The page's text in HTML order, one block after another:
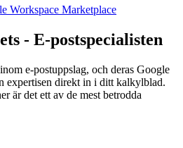
Workspace Marketplace
- E-postspecialisten
e-postuppslag, och deras Google
expertisen direkt in i ditt kalkylblad.
är det ett av de mest betrodda